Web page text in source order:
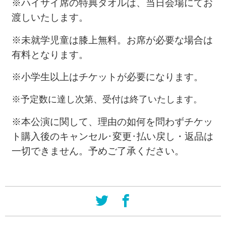
※ハイサイ席の特典タオルは、当日会場にてお
渡しいたします。
※未就学児童は膝上無料。お席が必要な場合は
有料となります。
※小学生以上はチケットが必要になります。
※予定数に達し次第、受付は終了いたします。
※本公演に関して、理由の如何を問わずチケッ
ト購入後のキャンセル･変更･払い戻し・返品は
一切できません。予めご了承ください。